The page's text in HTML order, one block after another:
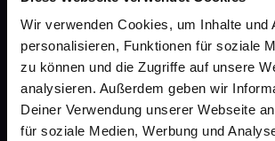
Wir verwenden Cookies, um Inhalte und
personalisieren, Funktionen für soziale
zu können und die Zugriffe auf unsere
analysieren. Außerdem geben wir
Deiner Verwendung unserer Webseite
für soziale Medien, Werbung und
PAYBACK
gesund-versorger.de
Sanitätshäuser
Datenschutz